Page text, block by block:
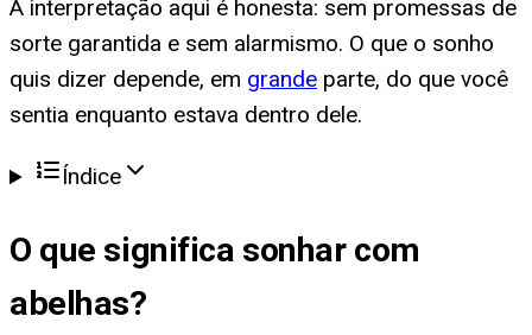
A interpretação aqui é honesta: sem promessas de
sorte garantida e sem alarmismo. O que o sonho
quis dizer depende, em grande parte, do que você
sentia enquanto estava dentro dele.
Índice
O que significa sonhar com
abelhas?